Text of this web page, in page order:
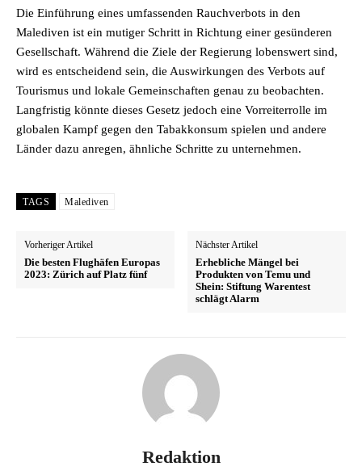
Die Einführung eines umfassenden Rauchverbots in den
Malediven ist ein mutiger Schritt in Richtung einer gesünderen
Gesellschaft. Während die Ziele der Regierung lobenswert sind,
wird es entscheidend sein, die Auswirkungen des Verbots auf
Tourismus und lokale Gemeinschaften genau zu beobachten.
Langfristig könnte dieses Gesetz jedoch eine Vorreiterrolle im
globalen Kampf gegen den Tabakkonsum spielen und andere
Länder dazu anregen, ähnliche Schritte zu unternehmen.
TAGS Malediven
Vorheriger Artikel
Die besten Flughäfen Europas
2023: Zürich auf Platz fünf
Nächster Artikel
Erhebliche Mängel bei
Produkten von Temu und
Shein: Stiftung Warentest
schlägt Alarm
Redaktion